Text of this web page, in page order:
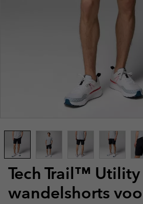
Tech Trail™ Utility
wandelshorts